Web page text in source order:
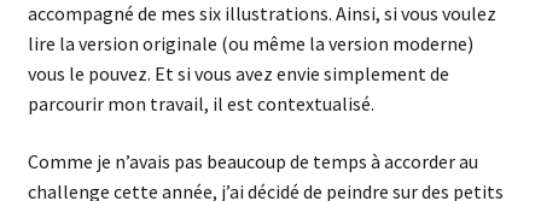
accompagné de mes six illustrations. Ainsi, si vous voulez
lire la version originale (ou même la version moderne)
vous le pouvez. Et si vous avez envie simplement de
parcourir mon travail, il est contextualisé.
Comme je n’avais pas beaucoup de temps à accorder au
challenge cette année, j’ai décidé de peindre sur des petits